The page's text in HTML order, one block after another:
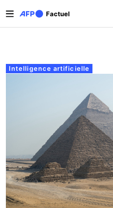
Factuel
Onglets principaux
Intelligence artificielle